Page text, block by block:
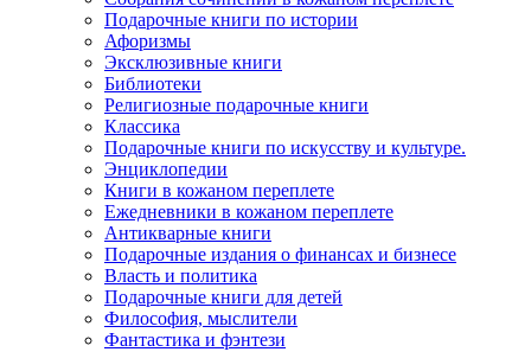
Подарочные книги по истории
Афоризмы
Эксклюзивные книги
Библиотеки
Религиозные подарочные книги
Классика
Подарочные книги по искусству и культуре.
Энциклопедии
Книги в кожаном переплете
Ежедневники в кожаном переплете
Антикварные книги
Подарочные издания о финансах и бизнесе
Власть и политика
Подарочные книги для детей
Философия, мыслители
Фантастика и фэнтези